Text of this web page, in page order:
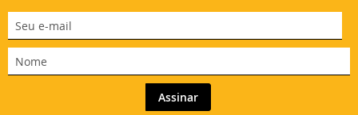
Assinar